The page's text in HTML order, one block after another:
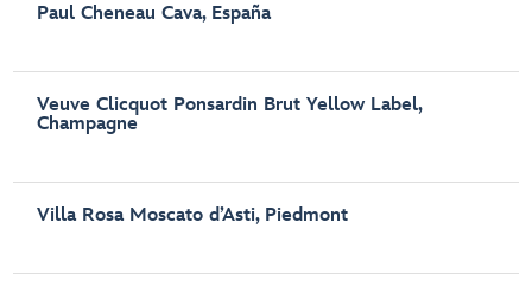
Paul Cheneau Cava, España
Veuve Clicquot Ponsardin Brut Yellow Label,
Champagne
Villa Rosa Moscato d’Asti, Piedmont